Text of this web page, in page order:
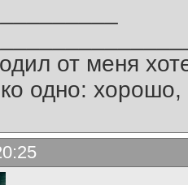
от меня
одно: